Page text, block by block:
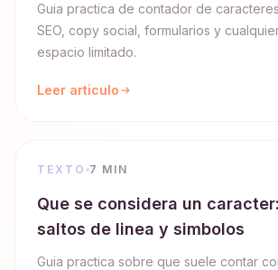
Guia practica de contador de
SEO, copy social, formularios y
espacio limitado.
Leer articulo
TEXTO 7 MIN
Que se considera un
saltos de linea y simbolos
Guia practica sobre que suele contar